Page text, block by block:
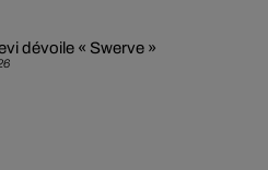
dévoile « Swerve »